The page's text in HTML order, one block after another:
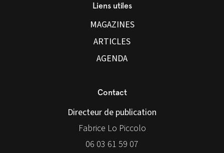
Liens utiles
MAGAZINES
ARTICLES
AGENDA
Contact
Directeur de publication
Fabrice Lo Piccolo
06 03 61 59 07